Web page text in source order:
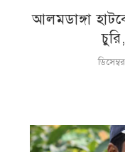
আলমডাঙ্গা